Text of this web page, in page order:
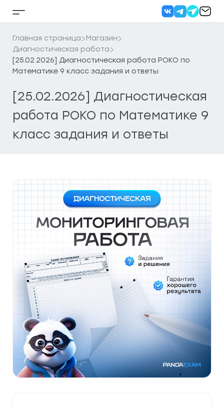
Кнопка
бокового
меню
Главная страница
Магазин
Диагностическая работа
[25.02.2026] Диагностическая работа РОКО по
Математике 9 класс задания и ответы
[25.02.2026] Диагностическая
работа РОКО по Математике 9
класс задания и ответы